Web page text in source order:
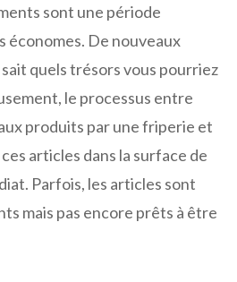
sont une période
économes. De nouveaux
quels trésors vous pourriez
le processus entre
produits par une friperie et
articles dans la surface de
Parfois, les articles sont
mais pas encore prêts à être